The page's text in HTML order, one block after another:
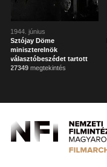
1944. június
Sztójay Döme
miniszterelnök
választóbeszédet tartott
27349 megtekintés